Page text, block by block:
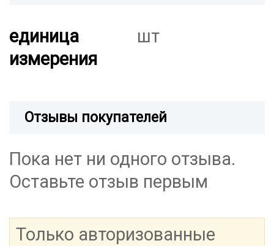
единица
измерения
шт
Отзывы покупателей
Пока нет ни одного отзыва.
Оставьте отзыв первым
Только авторизованные